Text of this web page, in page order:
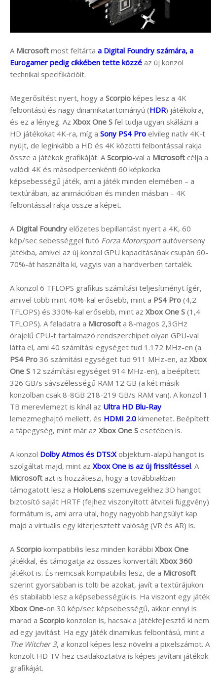
A Microsoft most feltárta a Digital Foundry számára, a
Eurogamer pedig cikkében tette közzé az új konzol
technikai specifikációit.
Megerősítést nyert, hogy a Scorpio képes lesz a 4K
felbontású és nagy dinamikatartományú (HDR) játékokra,
és ez a lényeg. Az Xbox One S fel tudja ugyan skálázni a
HD játékokat 4K-ra, míg a Sony PS4 Pro elvileg natív 4K-t
nyújt, de leginkább a HD és 4K közötti felbontással rakja
össze a játékok grafikáját. A Scorpio-val a Microsoft célja a
valódi 4K és másodpercenkénti 60 képkocka
képsebességű játék, ami a játék minden elemében – a
textúrában, az animációban és minden másban – 4K
felbontással rakja össze a képet.
A Digital Foundry előzetes bepillantást nyert a 4K, 60
kép/sec sebességgel futó Forza Motorsportautóverseny
játékba, amivel az új konzol GPU kapacitásának csupán 60-
70%-át használta ki, vagyis van a hardverben tartalék.
A konzol 6 TFLOPS grafikus számítási teljesítményt ígér,
amivel több mint 40%-kal erősebb, mint a PS4 Pro (4,2
TFLOPS) és 330%-kal erősebb, mint az Xbox One S (1,4
TFLOPS). A feladatra a Microsoft a 8-magos 2,3GHz
órajelű CPU-t tartalmazó rendszerchipet olyan GPU-val
látta el, ami 40 számítási egységet tud 1.172 MHz-en (a
PS4 Pro 36 számítási egységet tud 911 MHz-en, az Xbox
One S 12 számítási egységet 914 MHz-en), a beépített
326 GB/s sávszélességű RAM 12 GB (a két másik
konzolban csak 8-8GB 218-219 GB/s RAM van). A konzol 1
TB merevlemezt is kínál az Ultra HD Blu-Ray
lemezmeghajtó mellett, és HDMI 2.0 kimenetet. Beépített
a tápegység, mint már az Xbox One S esetében is.
A konzol Dolby Atmos és DTS:X objektum-alapú hangot is
szolgáltat majd, mint az Xbox One is az új frissítéssel. A
Microsoft azt is hozzáteszi, hogy a továbbiakban
támogatott lesz a HoloLens szemüvegekhez 3D hangot
biztosító saját HRTF (fejhez viszonyított átviteli függvény)
formátum is, ami arra utal, hogy nagyobb hangsúlyt kap
majd a virtuális egy kiterjesztett valóság (VR és AR) is.
A Scorpio kompatibilis lesz minden korábbi Xbox One
játékkal, és támogatja az összes konvertált Xbox 360
játékot is. És nemcsak kompatibilis lesz, de a Microsoft
szerint gyorsabban is tölti be azokat, javít a textúrájukon
és stabilabb lesz a képsebességük is. Ha viszont egy játék
Xbox One-on 30 kép/sec képsebességű, akkor ennyi is
marad a Scorpio konzolon is, hacsak a játékfejlesztő ki nem
ad egy javítást. Ha egy játék dinamikus felbontású, mint a
The Witcher 3, a konzol képes lesz növelni a pixelszámot. A
konzolt HD TV-hez csatlakoztatva is képes javítani játékok
grafikáját.